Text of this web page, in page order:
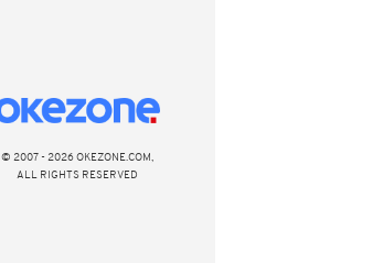
© 2007 - 2026 OKEZONE.COM,
ALL RIGHTS RESERVED